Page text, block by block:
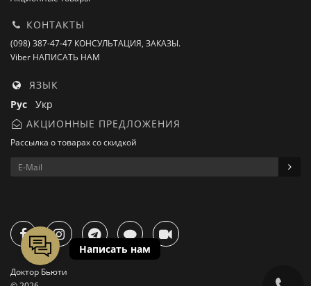
КОНТАКТЫ
(098) 387-47-47 КОНСУЛЬТАЦИЯ, ЗАКАЗЫ.
Viber НАПИСАТЬ НАМ
ЯЗЫК
Рус Укр
АКЦИОННЫЕ ПРЕДЛОЖЕНИЯ
Рассылка о товарах со скидкой
Доктор Бьюти